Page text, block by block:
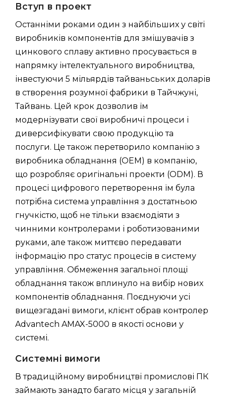
Вступ в проект
Останніми роками один з найбільших у світі
виробників компонентів для змішувачів з
цинкового сплаву активно просувається в
напрямку інтелектуального виробництва,
інвестуючи 5 мільярдів тайваньських доларів
в створення розумної фабрики в Тайчжуні,
Тайвань. Цей крок дозволив їм
модернізувати свої виробничі процеси і
диверсифікувати свою продукцію та
послуги. Це також перетворило компанію з
виробника обладнання (OEM) в компанію,
що розробляє оригінальні проекти (ODM). В
процесі цифрового перетворення їм була
потрібна система управління з достатньою
гнучкістю, щоб не тільки взаємодіяти з
чинними контролерами і роботизованими
руками, але також миттєво передавати
інформацію про статус процесів в систему
управління. Обмеження загальної площі
обладнання також вплинуло на вибір нових
компонентів обладнання. Поєднуючи усі
вищезгадані вимоги, клієнт обрав контролер
Advantech AMAX-5000 в якості основи у
системі.
Системні вимоги
В традиційному виробництві промислові ПК
займають занадто багато місця у загальній